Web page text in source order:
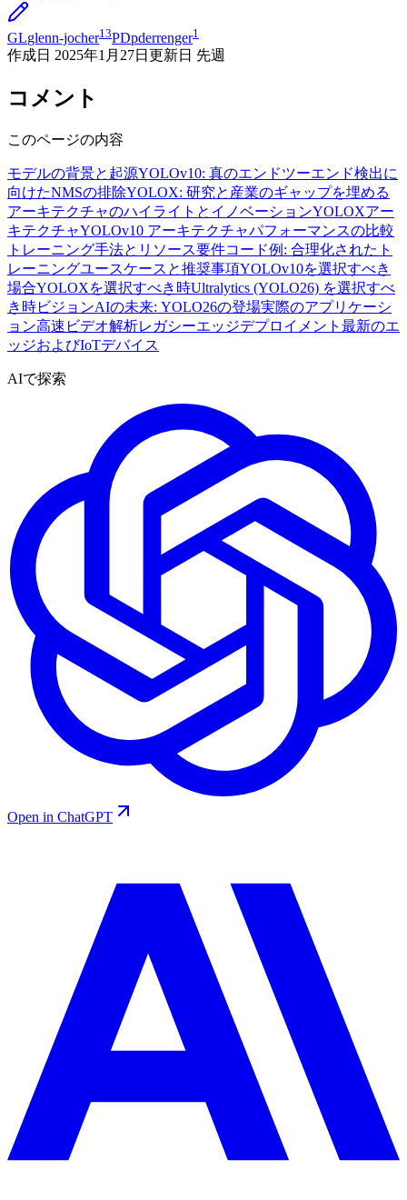
GLglenn-jocher13PDpderrenger1
作成日 2025年1月27日 更新日 先週
コメント
このページの内容
モデルの背景と起源YOLOv10: 真のエンドツーエンド検出に
向けたNMSの排除YOLOX: 研究と産業のギャップを埋める
アーキテクチャのハイライトとイノベーションYOLOXアー
キテクチャYOLOv10 アーキテクチャパフォーマンスの比較
トレーニング手法とリソース要件コード例: 合理化されたト
レーニングユースケースと推奨事項YOLOv10を選択すべき
場合YOLOXを選択すべき時Ultralytics (YOLO26) を選択すべ
き時ビジョンAIの未来: YOLO26の登場実際のアプリケーシ
ョン高速ビデオ解析レガシーエッジデプロイメント 最新のエ
ッジおよびIoTデバイス
AIで探索
Open in ChatGPT